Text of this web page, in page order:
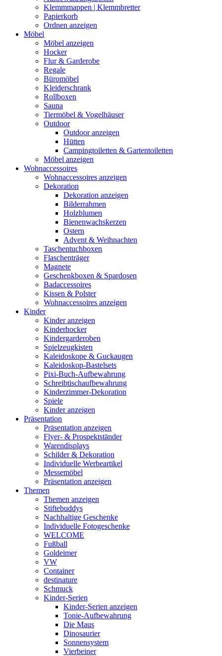
Klemmmappen | Klemmbretter
Papierkorb
Ordnen anzeigen
Möbel
Möbel anzeigen
Hocker
Flur & Garderobe
Regale
Büromöbel
Kleiderschrank
Rollboxen
Sauna
Tiermöbel & Vogelhäuser
Outdoor
Outdoor anzeigen
Hütten
Campingtoiletten & Gartentoiletten
Möbel anzeigen
Wohnaccessoires
Wohnaccessoires anzeigen
Dekoration
Dekoration anzeigen
Bilderrahmen
Holzblumen
Bienenwachskerzen
Ostern
Advent & Weihnachten
Taschentuchboxen
Flaschenträger
Magnete
Geschenkboxen & Spardosen
Badaccessoires
Kissen & Polster
Wohnaccessoires anzeigen
Kinder
Kinder anzeigen
Kinderhocker
Kindergarderoben
Spielzeugkisten
Kaleidoskope & Guckaugen
Kaleidoskop-Bastelsets
Pixi-Buch-Aufbewahrung
Schreibtischaufbewahrung
Kinderzimmer-Dekoration
Spiele
Kinder anzeigen
Präsentation
Präsentation anzeigen
Flyer- & Prospektständer
Warendisplays
Schilder & Dekoration
Individuelle Werbeartikel
Messemöbel
Präsentation anzeigen
Themen
Themen anzeigen
Stiftebuddys
Nachhaltige Geschenke
Individuelle Fotogeschenke
WELCOME
Fußball
Goldeimer
VW
Container
destinature
Schmuck
Kinder-Serien
Kinder-Serien anzeigen
Tonie-Aufbewahrung
Die Maus
Dinosaurier
Sonnensystem
Vierbeiner